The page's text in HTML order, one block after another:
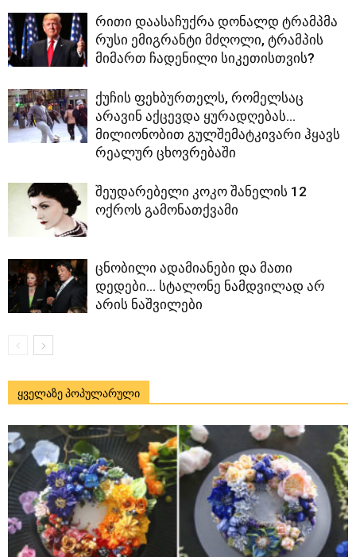
რითი დაასაჩუქრა დონალდ ტრამპმა
რუსი ემიგრანტი მძღოლი, ტრამპის
მიმართ ჩადენილი სიკეთისთვის?
ქუჩის ფეხბურთელს, რომელსაც
არავინ აქცევდა ყურადღებას…
მილიონობით გულშემატკივარი ჰყავს
რეალურ ცხოვრებაში
შეუდარებელი კოკო შანელის 12
ოქროს გამონათქვამი
ცნობილი ადამიანები და მათი
დედები… სტალონე ნამდვილად არ
არის ნაშვილები
ყველაზე პოპულარული